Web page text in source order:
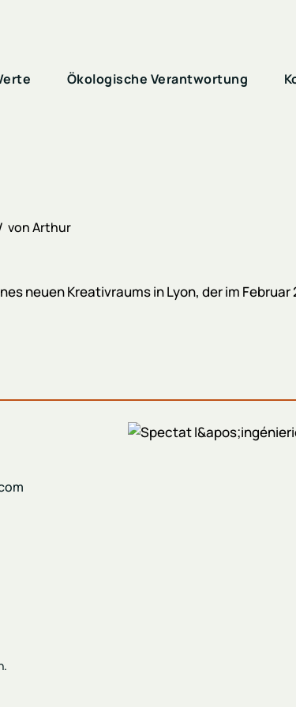
Ökologische Verantwortung
vonArthur
neuen Kreativraums in Lyon, der im